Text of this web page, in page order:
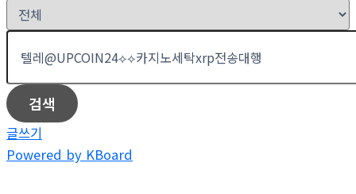
검색
글쓰기
Powered by KBoard